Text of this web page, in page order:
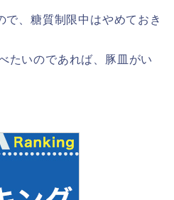
、糖質制限中はやめておき
たいのであれば、豚皿がい